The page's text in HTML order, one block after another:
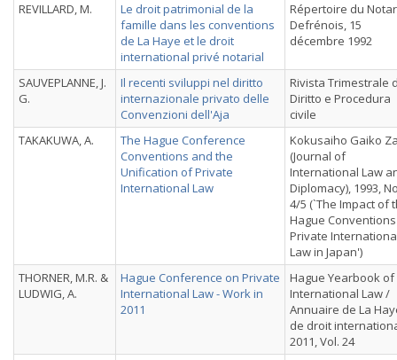
REVILLARD, M.
Le droit patrimonial de la
famille dans les conventions
de La Haye et le droit
international privé notarial
Répertoire du
Defrénois, 15
décembre 1992
SAUVEPLANNE, J.
G.
Il recenti sviluppi nel diritto
internazionale privato delle
Convenzioni dell'Aja
Rivista Trimestrale
Diritto e Procedura
civile
TAKAKUWA, A.
The Hague Conference
Conventions and the
Unification of Private
International Law
Kokusaiho Gaiko
(Journal of
International Law
Diplomacy), 1993,
4/5 (`The Impact of
Hague
Private
Law in Japan')
THORNER, M.R. &
LUDWIG, A.
Hague Conference on Private
International Law - Work in
2011
Hague Yearbook of
International Law /
Annuaire de La
de droit
2011, Vol. 24